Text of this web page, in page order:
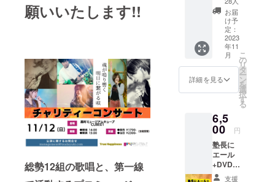
願いいたします!!
総勢12組の歌唱と、第一線
ト当日
が楽し
く、暖
かいも
のにな
るよう
に、ス
タッフ
援頂い
た方
へ、ス
タッフ
よりお
礼の
メール
な費用
に当て
させて
いただ
きます
(残金は
北区福
祉協議
会へ寄
付) 塾長
したい
と思っ
ている
方の
エール
お待ち
してお
お届
け予
定：
2023
年11
月
詳細を見る
こ
の
リ
タ
ー
ン
を
選
択
す
る
6,5
00 円
塾長に
エール
+DVD
★塾長
支援